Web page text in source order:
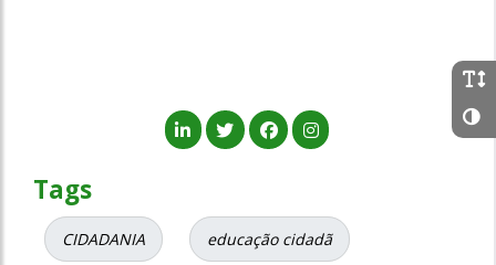
Tags
CIDADANIA educação cidadã